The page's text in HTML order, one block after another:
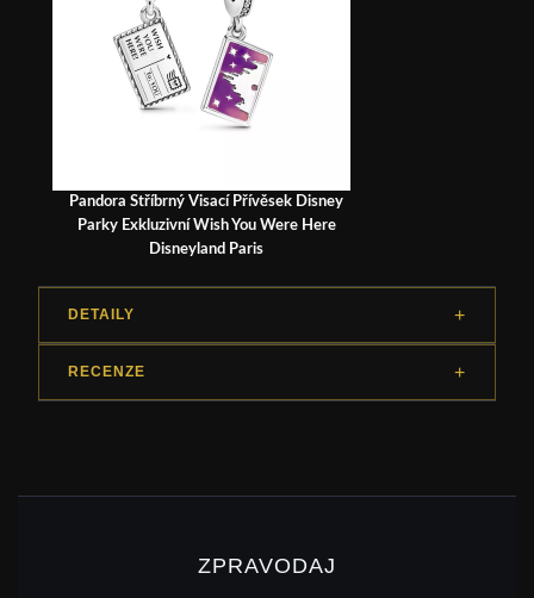
Pandora Stříbrný Visací Přívěsek Disney
Parky Exkluzivní Wish You Were Here
Disneyland Paris
DETAILY
RECENZE
ZPRAVODAJ